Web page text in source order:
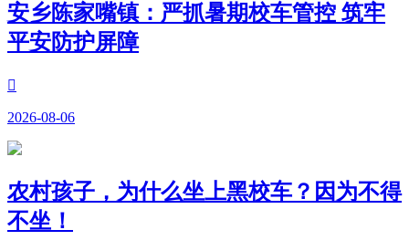
安乡陈家嘴镇：严抓暑期校车管控 筑牢
平安防护屏障

2026-08-06
农村孩子，为什么坐上黑校车？因为不得
不坐！